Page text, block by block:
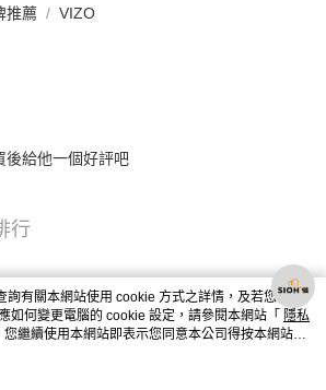
推薦 VIZO
後給他一個好評吧
行
詢有關本網站使用 cookie 方式之詳情，及若您不希
如何變更電腦的 cookie 設定，請參閱本網站「 隱私
您繼續使用本網站即表示您同意本公司得按本網站使
。